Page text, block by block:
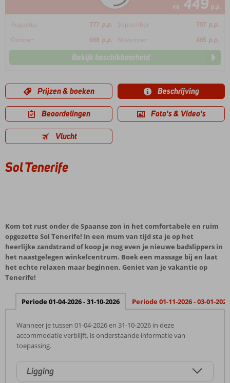
va p.p.
Augustus 777 p.p. September 707 p.p.
Oktober
668 p.p. November 465 p.p.
Bekijk beschikbaarheid
Prijzen & boeken Beschrijving
Beoordelingen Foto's & Video's
Vlucht
Sol Tenerife
Kom tot rust onder de Spaanse zon in het comfortabele en ruim
opgezette Sol Tenerife! In een mum van tijd sta je op het
heerlijke zandstrand of koop je nog even je nieuwe badslippers in
het naastgelegen winkelcentrum. Boek een massage bij en laat
het echte relaxen maar beginnen. Geniet van je vakantie op
Tenerife!
Periode 01-04-2026 - 31-10-2026 Periode 01-11-2026 - 03-01-2027
Wanneer je tussen 01-04-2026 en 31-10-2026 in deze
accommodatie verblijft, is onderstaande informatie van
toepassing.
Ligging